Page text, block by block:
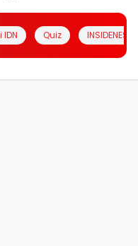
Quiz INSIDENESIA